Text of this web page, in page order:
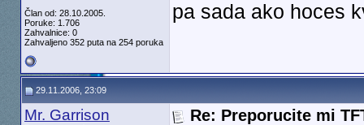
Član od: 28.10.2005.
Poruke: 1.706
Zahvalnice: 0
Zahvaljeno 352 puta na 254 poruka
pa sada ako hoces
29.11.2006, 23:09
Mr. Garrison Re: Preporucite mi